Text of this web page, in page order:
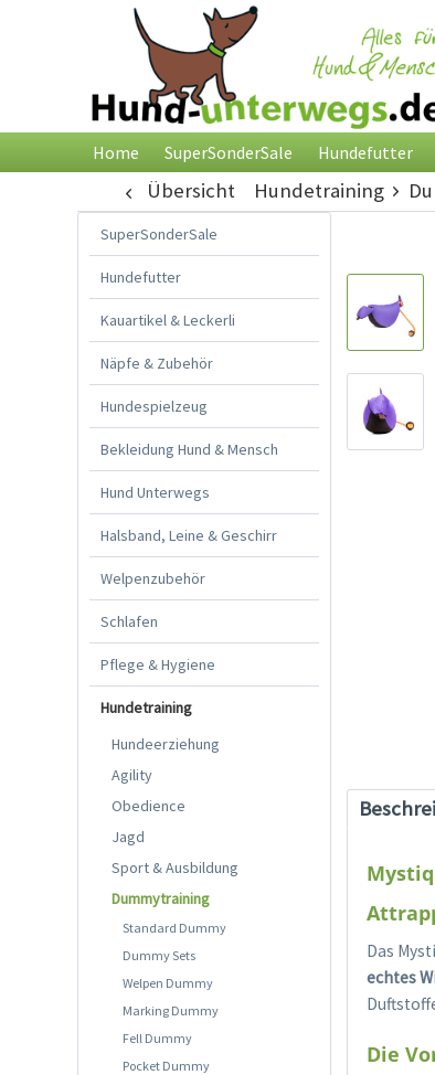
Home SuperSonderSale Hundefutter
Übersicht Hundetraining
SuperSonderSale
Hundefutter
Kauartikel & Leckerli
Näpfe & Zubehör
Hundespielzeug
Bekleidung Hund & Mensch
Hund Unterwegs
Halsband, Leine & Geschirr
Welpenzubehör
Schlafen
Pflege & Hygiene
Hundetraining
Hundeerziehung
Agility
Obedience
Jagd
Sport & Ausbildung
Dummytraining
Standard Dummy
Dummy Sets
Welpen Dummy
Marking Dummy
Fell Dummy
Pocket Dummy
Das
echtes
Die